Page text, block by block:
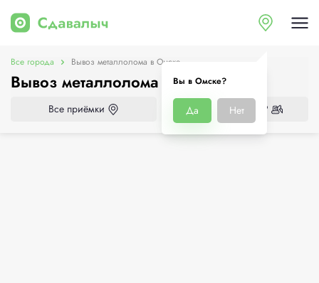
Вы в Омске?
Да Нет
Все города Вывоз металлолома в Омске
Вывоз металлолома в Омске
Все приёмки Нужен демонтаж?